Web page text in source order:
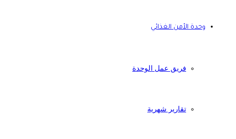
وحدة الأمن الغذائي
فريق عمل الوحدة
تقارير شهرية